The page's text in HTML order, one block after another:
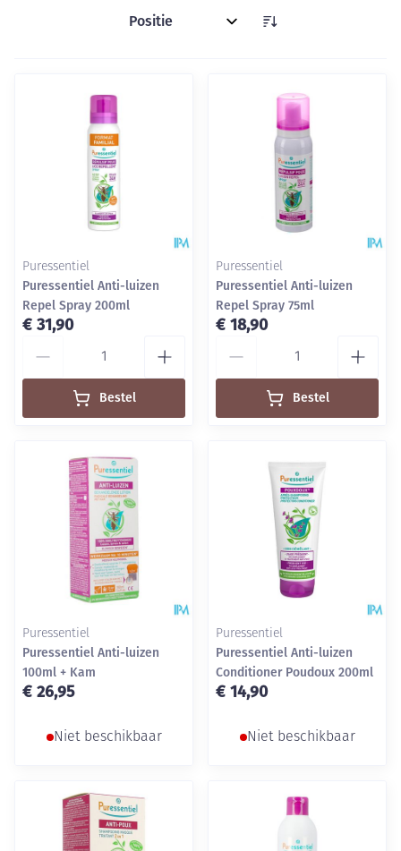
Sorteer op:
Puressentiel
Puressentiel Anti-luizen
Repel Spray 200ml
€ 31,90
Bestel
Puressentiel
Puressentiel Anti-luizen
Repel Spray 75ml
€ 18,90
Bestel
Puressentiel
Puressentiel Anti-luizen
100ml + Kam
€ 26,95
Niet beschikbaar
Puressentiel
Puressentiel Anti-luizen
Conditioner Poudoux 200ml
€ 14,90
Niet beschikbaar